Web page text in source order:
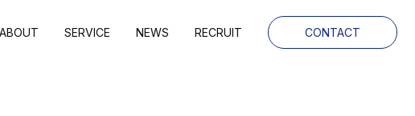
ABOUT SERVICE NEWS RECRUIT CONTACT